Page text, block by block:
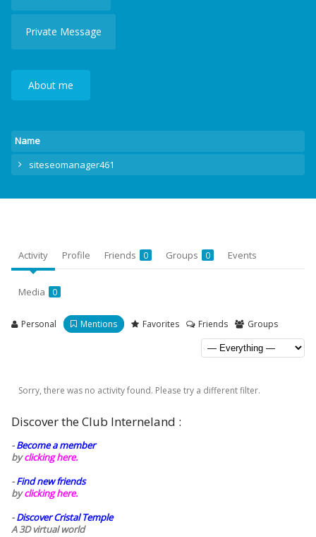
Private Message
About me
Name
siteseomanager461
Activity Profile Friends 0 Groups 0 Events
Media 0
Personal Mentions Favorites Friends Groups
Sorry, there was no activity found. Please try a different filter.
Discover the Club Interneland :
-Become a member
byclicking here.
-Find new friends
byclicking here.
-Discover Cristal Temple
A 3D virtual world